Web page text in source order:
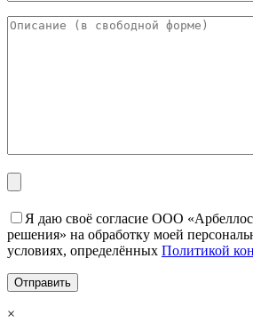
Я даю своё согласие ООО
решения» на обработку моей
условиях, определённых Политикой
×